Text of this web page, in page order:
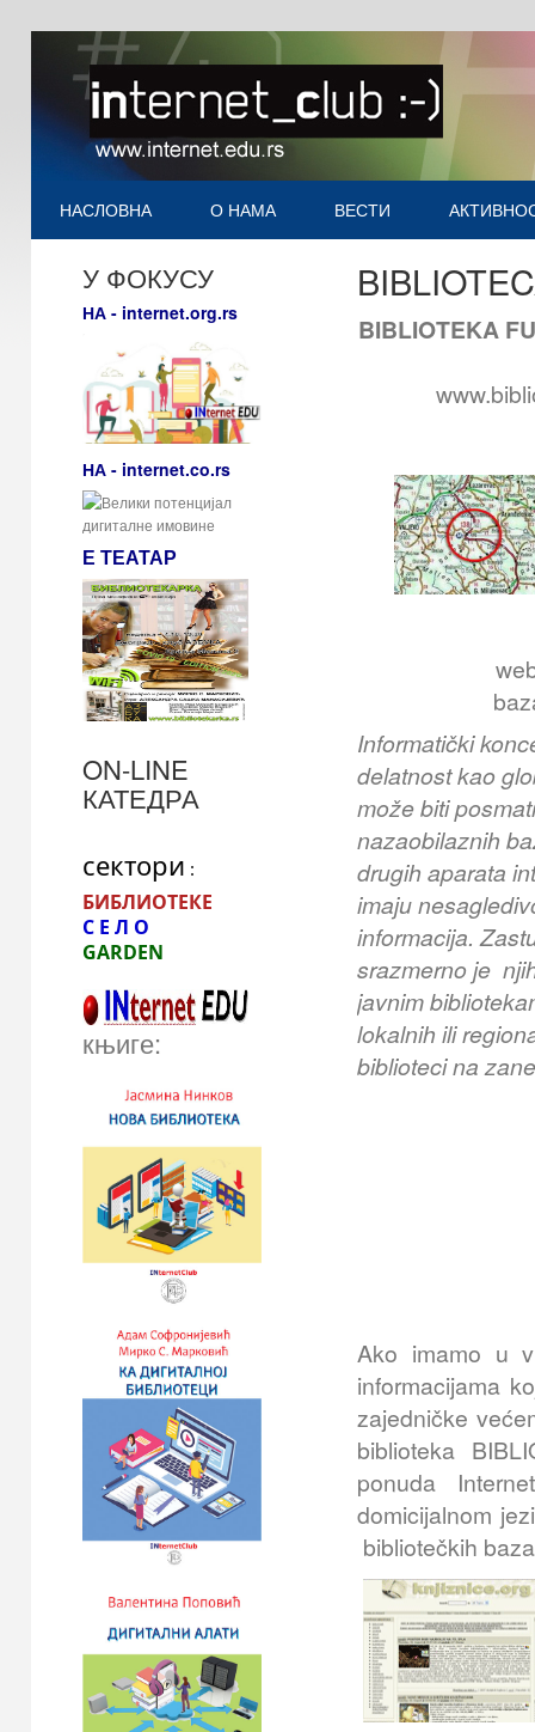
НАСЛОВНА О НАМА ВЕСТИ
У ФОКУСУ
НА - internet.org.rs
НА - internet.co.rs
Е ТЕАТАР
ON-LINE
КАТЕДРА
сектори :
БИБЛИОТЕКЕ
С Е Л О
GARDEN
књиге:
BIBLIOTEKA
Informatički
delatnost kao
može biti
nazaobilaznih
drugih aparata
imaju
informacija.
srazmerno je
javnim
lokalnih ili
biblioteci na
Ako imamo u
informacijama
zajedničke
biblioteka
ponuda
domicijalnom
bibliotečkih